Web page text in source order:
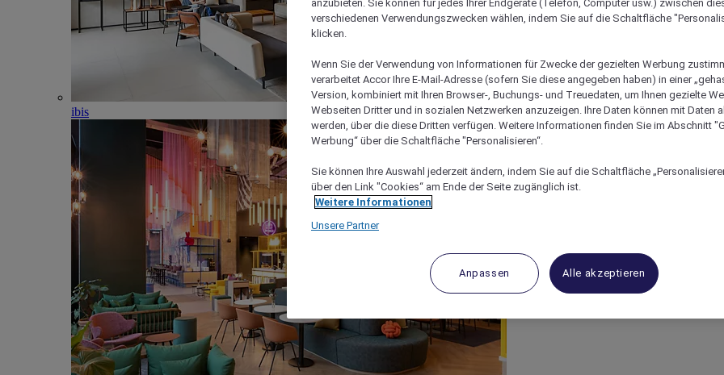
ibis
anzubieten. Sie können für jedes Ihrer Endgeräte (Telefon, Computer usw.) zwischen
verschiedenen Verwendungszwecken wählen, indem Sie auf die Schaltfläche
klicken.
Wenn Sie der Verwendung von Informationen für Zwecke der gezielten Werbung
verarbeitet Accor Ihre E-Mail-Adresse (sofern Sie diese angegeben haben) in einer
Version, kombiniert mit Ihren Browser-, Buchungs- und Treuedaten, um Ihnen gezielte
Webseiten Dritter und in sozialen Netzwerken anzuzeigen. Ihre Daten können mit Daten
werden, über die diese Dritten verfügen. Weitere Informationen finden Sie im Abschnitt
Werbung“ über die Schaltfläche "Personalisieren“.
Sie können Ihre Auswahl jederzeit ändern, indem Sie auf die Schaltfläche
über den Link "Cookies“ am Ende der Seite zugänglich ist.
Weitere Informationen
Unsere Partner
Anpassen Alle akzeptieren